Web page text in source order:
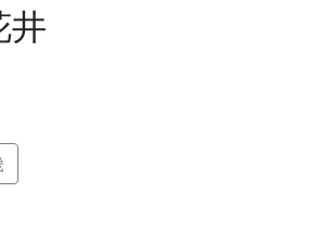
井